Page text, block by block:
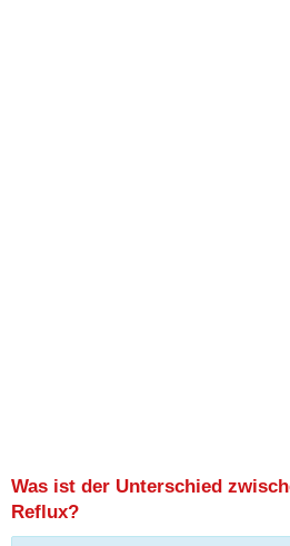
Was ist der Unterschied
Reflux?